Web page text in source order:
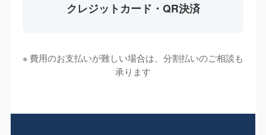
クレジットカード・QR決済
※ 費用のお支払いが難しい場合は、分割払いのご相談も
承ります